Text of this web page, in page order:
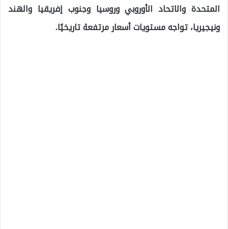
المتحدة والاتحاد الأوروبي وروسيا وجنوب إفريقيا والهند
ونيجيريا، تواجه مستويات أسعار مرتفعة تاريخيًا.